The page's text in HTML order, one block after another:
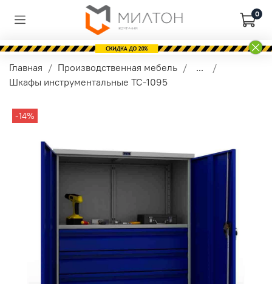
0
Главная Производственная мебель
...
Шкафы инструментальные TC-1095
-14%